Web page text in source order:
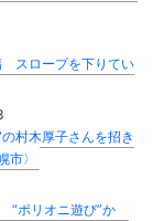
スロープを下りてい
村木厚子さんを招き
市〉
“ポリオニ遊び”か